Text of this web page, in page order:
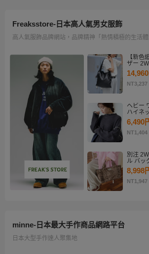
Freaksstore-日本高人氣男女服飾
高人氣服飾品牌網站，品牌精神「熱情積極的生活體
【新色
ザー
NT3,237
ヘビー
ハイネ
6,490
NT1,404
別注
ル バッ
8,998
NT1,947
minne-日本最大手作商品網路平台
日本大型手作達人聚集地